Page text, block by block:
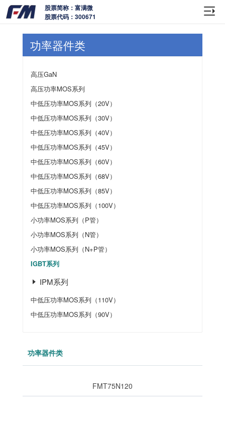
股票简称：富满微
股票代码：300671
功率器件类
高压GaN
高压功率MOS系列
中低压功率MOS系列（20V）
中低压功率MOS系列（30V）
中低压功率MOS系列（40V）
中低压功率MOS系列（45V）
中低压功率MOS系列（60V）
中低压功率MOS系列（68V）
中低压功率MOS系列（85V）
中低压功率MOS系列（100V）
小功率MOS系列（P管）
小功率MOS系列（N管）
小功率MOS系列（N+P管）
IGBT系列
IPM系列
中低压功率MOS系列（110V）
中低压功率MOS系列（90V）
功率器件类
FMT75N120